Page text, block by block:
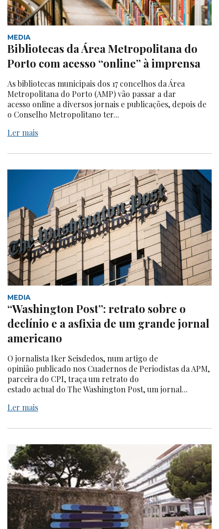
MEDIA
Bibliotecas da Área Metropolitana do
Porto com acesso “online” à imprensa
As bibliotecas municipais dos 17 concelhos da Área
Metropolitana do Porto (AMP) vão passar a dar
acesso online a diversos jornais e publicações, depois de
o Conselho Metropolitano ter...
Ler mais
MEDIA
“Washington Post”: retrato sobre o
declínio e a asfixia de um grande jornal
americano
O jornalista Iker Seisdedos, num artigo de
opinião publicado nos Cuadernos de Periodistas da APM,
parceira do CPI, traça um retrato do
estado actual do The Washington Post, um jornal...
Ler mais